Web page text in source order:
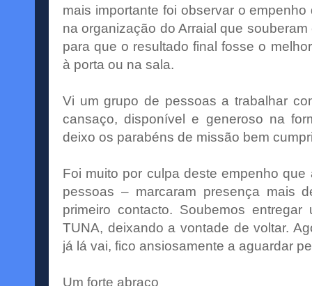
mais importante foi observar o
na organização do Arraial que
para que o resultado final fosse o
à porta ou na sala.
Vi um grupo de pessoas a trabalhar
cansaço, disponível e generoso na
deixo os parabéns de missão bem
Foi muito por culpa deste empenho
pessoas – marcaram presença mais
primeiro contacto. Soubemos
TUNA, deixando a vontade de voltar.
já lá vai, fico ansiosamente a aguardar
Um forte abraço